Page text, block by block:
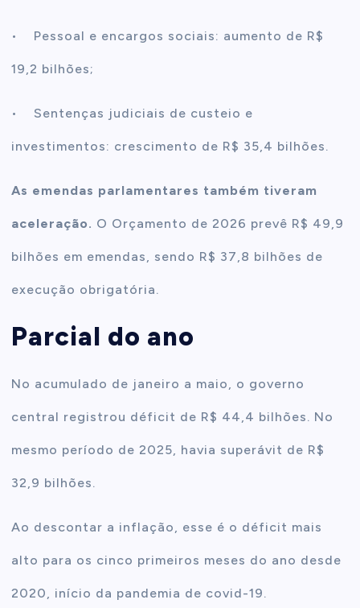
• Pessoal e encargos sociais: aumento de R$
19,2 bilhões;
• Sentenças judiciais de custeio e
investimentos: crescimento de R$ 35,4 bilhões.
As emendas parlamentares também tiveram
aceleração. O Orçamento de 2026 prevê R$ 49,9
bilhões em emendas, sendo R$ 37,8 bilhões de
execução obrigatória.
Parcial do ano
No acumulado de janeiro a maio, o governo
central registrou déficit de R$ 44,4 bilhões. No
mesmo período de 2025, havia superávit de R$
32,9 bilhões.
Ao descontar a inflação, esse é o déficit mais
alto para os cinco primeiros meses do ano desde
2020, início da pandemia de covid-19.